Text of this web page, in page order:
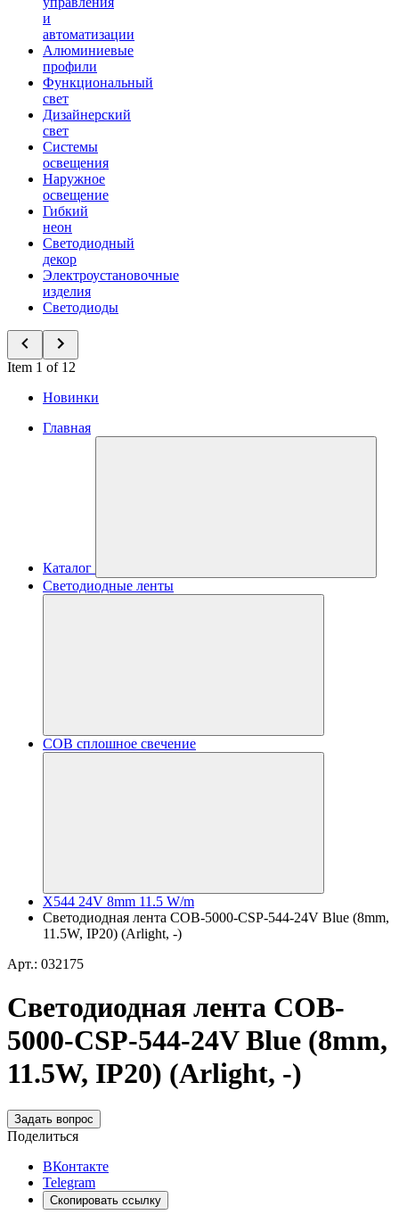
и
автоматизации
Алюминиевые
профили
Функциональный
свет
Дизайнерский
свет
Системы
освещения
Наружное
освещение
Гибкий
неон
Светодиодный
декор
Электроустановочные
изделия
Светодиоды
Item 1 of 12
Новинки
Главная
Каталог
Светодиодные ленты
COB сплошное свечение
X544 24V 8mm 11.5 W/m
Светодиодная лента COB-5000-CSP-544-24V Blue (8mm,
11.5W, IP20) (Arlight, -)
Арт.: 032175
Светодиодная лента COB-
5000-CSP-544-24V Blue (8mm,
11.5W, IP20) (Arlight, -)
Задать вопрос
Поделиться
ВКонтакте
Telegram
Скопировать ссылку